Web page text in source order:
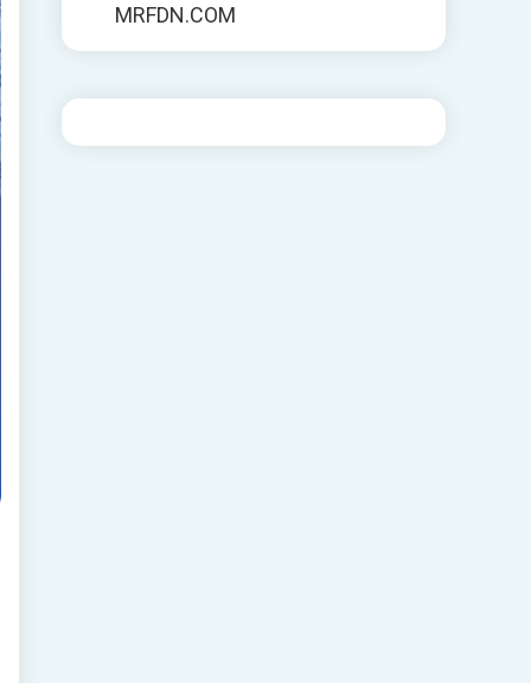
MRFDN.COM